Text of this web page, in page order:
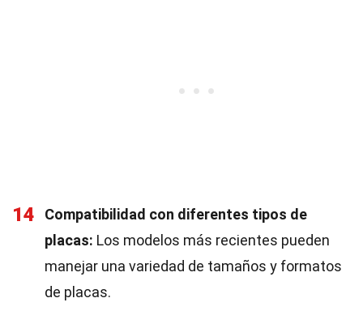
14
Compatibilidad con diferentes tipos de
placas: Los modelos más recientes pueden
manejar una variedad de tamaños y formatos
de placas.